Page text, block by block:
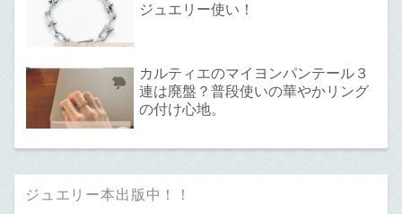
ジュエリー使い！
カルティエのマイヨンパンテール３
連は廃盤？普段使いの華やかリング
の付け心地。
ジュエリー本出版中！！